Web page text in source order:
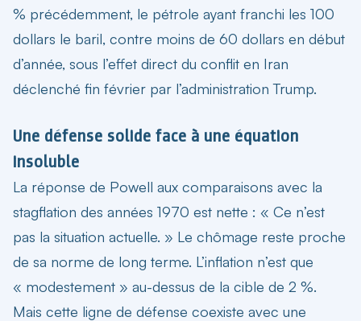
% précédemment, le pétrole ayant franchi les 100
dollars le baril, contre moins de 60 dollars en début
d’année, sous l’effet direct du conflit en Iran
déclenché fin février par l’administration Trump.
Une défense solide face à une équation
insoluble
La réponse de Powell aux comparaisons avec la
stagflation des années 1970 est nette : « Ce n’est
pas la situation actuelle. » Le chômage reste proche
de sa norme de long terme. L’inflation n’est que
« modestement » au-dessus de la cible de 2 %.
Mais cette ligne de défense coexiste avec une